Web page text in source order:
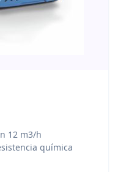
12 m3/h
química